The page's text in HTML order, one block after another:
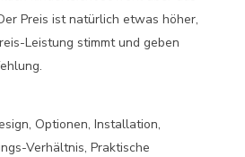
Preis ist natürlich etwas höher,
Leistung stimmt und geben
Optionen, Installation,
Verhältnis, Praktische